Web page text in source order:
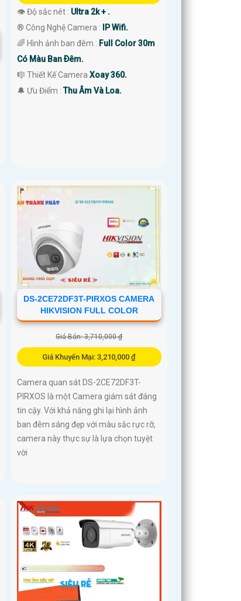
👁 Độ sắc nét : Ultra 2k + .
®️ Công Nghệ Camera :
IP Wifi.
🌈 Hình ảnh ban đêm : Full Color 30m
Có Màu Ban Ðêm.
🎼️ Thiết Kế CameraXoay 360.
️🔔 Ưu Điểm :Thu Âm Và Loa.
DS-2CE72DF3T-PIRXOS CAMERA
HIKVISION FULL COLOR
Giá Bán: 3,710,000 ₫
Giá Khuyến Mại: 3,210,000 ₫
Camera quan sát DS-2CE72DF3T-
PIRXOS là một Camera giám sát đáng
tin cậy. Với khả năng ghi lại hình ảnh
ban đêm sáng đẹp với màu sắc rực rỡ,
camera này thực sự là lựa chọn tuyệt
vời